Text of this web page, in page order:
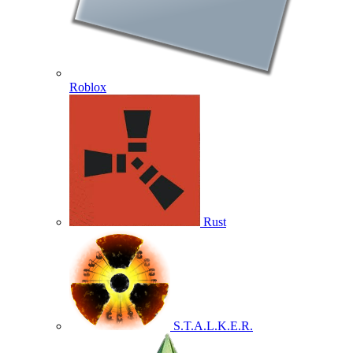
Roblox
Rust
S.T.A.L.K.E.R.